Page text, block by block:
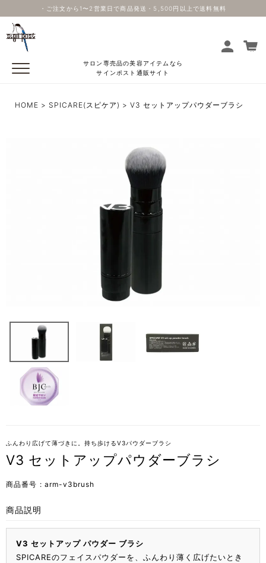
・ご注文から1〜2営業日で商品発送・5,500円以上で送料無料
サロン専売品の美容アイテムなら
サインポスト通販サイト
HOME SPICARE(スピケア) V3 セットアップパウダーブラシ
ふんわり広げて薄づきに。持ち歩けるV3パウダーブラシ
V3 セットアップパウダーブラシ
商品番号 arm-v3brush
商品説明
V3 セットアップ パウダー ブラシ
SPICAREのフェイスパウダーを、ふんわり薄く広げたいとき